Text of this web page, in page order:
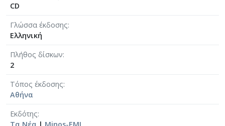
CD
Γλώσσα έκδοσης
Ελληνική
Πλήθος δίσκων
2
Τόπος έκδοσης
Αθήνα
Εκδότης